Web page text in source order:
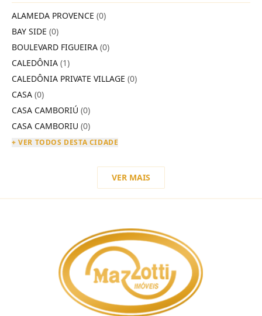
ALAMEDA PROVENCE (0)
BAY SIDE (0)
BOULEVARD FIGUEIRA (0)
CALEDÔNIA (1)
CALEDÔNIA PRIVATE VILLAGE (0)
CASA (0)
CASA CAMBORIÚ (0)
CASA CAMBORIU (0)
+ VER TODOS DESTA CIDADE
VER MAIS